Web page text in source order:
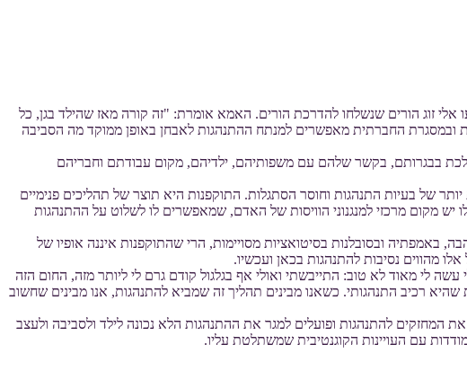
אלי זוג הורים שנשלחו להדרכת הורים. האמא אומרת: "זה קורה מאז שהילד בגן, כל
ובמסגרת החברתית מאפשרים למנתח ההתנהגות לאבחן באופן ממוקד מה הסביבה
לכת בבגרותם, בקשר שלהם עם משפותיהם, ילדיהם, מקום עבודתם וחבריהם
יותר של בעיות התנהגות וחוסר הסתגלות. התוקפנות היא תוצר של תהליכים פנימיים
יש מקום מרכזי למנגנוני הוויסות של האדם, שמאפשרים לו לשלוט על ההתנהגות
באמפתיה ובסובלנות בסיטואציות מסויימות, הרי שהתוקפנות איננה אופיו של
מהווים נסיבות להתנהגות בכאן ועכשיו.
לי מאוד לא טוב: התייבשתי ואולי אף בגלגול קודם גרם לי ליותר מזה, החום הזה
שהיא רכיב התנהגותי. כשאנו מבינים תהליך זה שמביא להתנהגות, אנו מבינים שחשוב
המחזקים להתנהגות ופועלים למגר את ההתנהגות הלא נכונה לילד ולסביבה ולעצב
עם העויינות הקוגנטיבית שמשתלטת עליו.